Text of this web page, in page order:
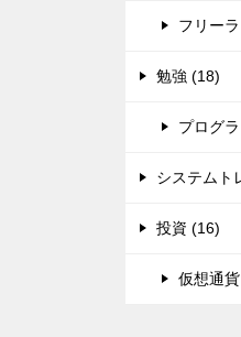
フリー
勉強 (18)
プログ
システムト
投資 (16)
仮想通